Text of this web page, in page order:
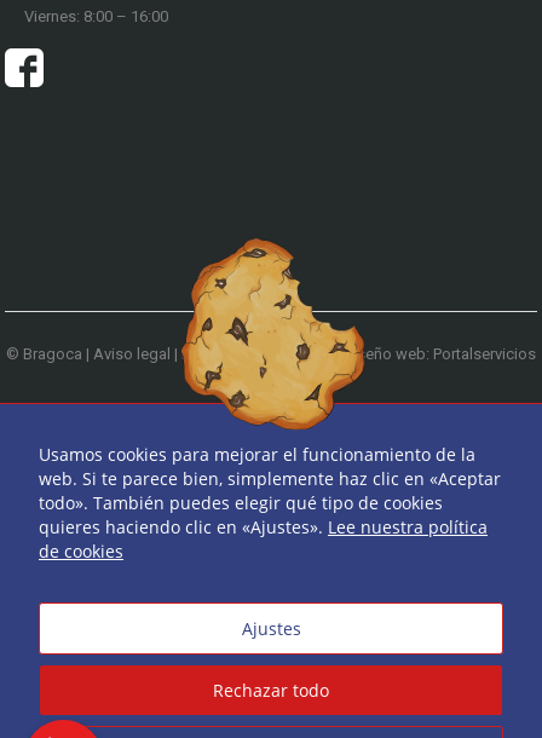
Viernes: 8:00 – 16:00
© Bragoca | Aviso legal | Política de privacidad|Diseño web: Portalservicios
| Teléfono: 979 744 522
Ir arriba
Usamos cookies para mejorar el funcionamiento de la
web. Si te parece bien, simplemente haz clic en «Aceptar
todo». También puedes elegir qué tipo de cookies
quieres haciendo clic en «Ajustes». Lee nuestra política
de cookies
Ajustes
Rechazar todo